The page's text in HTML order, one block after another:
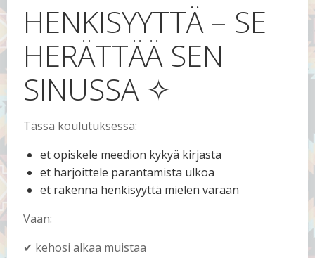
HENKISYYTTÄ – SE
HERÄTTÄÄ SEN
SINUSSA ✧
Tässä koulutuksessa:
et opiskele meedion kykyä kirjasta
et harjoittele parantamista ulkoa
et rakenna henkisyyttä mielen varaan
Vaan:
✔ kehosi alkaa muistaa